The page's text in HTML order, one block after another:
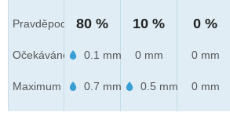
Pravděpod.
Očekáváno
Maximum
80 %
0.1 mm
0.7 mm
10 %
0 mm
0.5 mm
0 %
0 mm
0 mm